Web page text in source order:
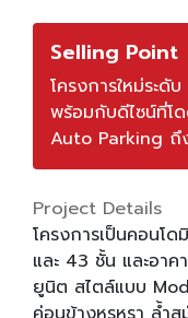
Selling Point
โครงการใหม่ระดั
พร้อมกับดีไซน์ที่โ
Auto Parking ถึ
Project Details
โครงการเป็นคอนโ
และ 43 ชั้น และอา
ยูนิต สไตล์แบบ